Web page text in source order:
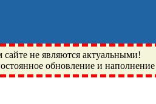
не являются актуальными!
обновление и наполнение
Фряново, Монино,